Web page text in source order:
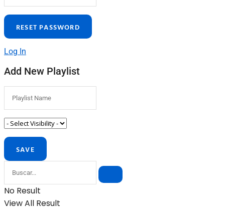
Log In
Add New Playlist
No Result
View All Result